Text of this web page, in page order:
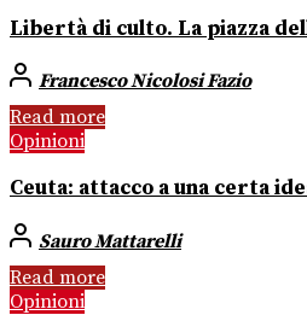
Libertà di culto. La piazza
Francesco Nicolosi Fazio
Read more
Opinioni
Ceuta: attacco a una certa
Sauro Mattarelli
Read more
Opinioni